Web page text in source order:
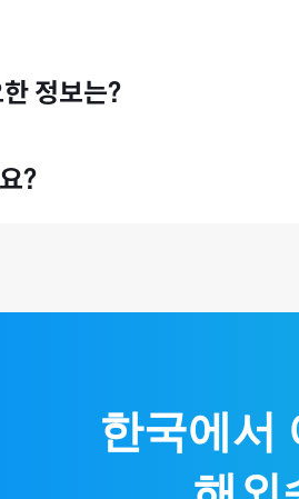
세하게 달라질 수 있습니다.
정보는?
?
한국에서